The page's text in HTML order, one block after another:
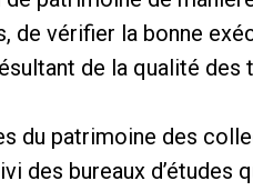
de vérifier la bonne
de la qualité des
du patrimoine des
des bureaux d’études